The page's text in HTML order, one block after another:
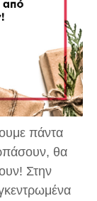
πάντα
θα
Στην